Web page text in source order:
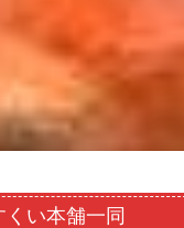
くい本舗一同